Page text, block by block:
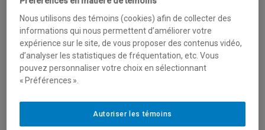
Nos unités de recherche
Chaire Ivanhoé Cambridge d’immobilier
Observatoire et centre de valorisation des innovations
en immobilier (OCVI2)
Observatoire de la philanthropie
Centre de recherche sur les innovations sociales
Groupe de recherche et d’intervention tourisme,
Nous utilisons des témoins (cookies) afin de collecter des
informations qui nous permettent d’améliorer votre
expérience sur le site, de vous proposer des contenus vidéo,
d’analyser les statistiques de fréquentation, etc. Vous
pouvez personnaliser votre choix en sélectionnant
« Préférences ».
Autoriser les témoins